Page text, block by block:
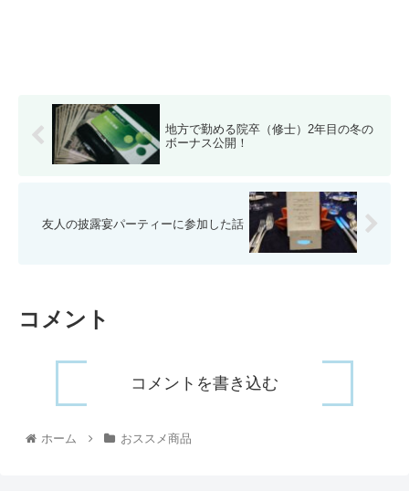
地方で勤める院卒（修士）2年目の冬の
ボーナス公開！
友人の披露宴パーティーに参加した話
コメント
コメントを書き込む
ホーム おススメ商品